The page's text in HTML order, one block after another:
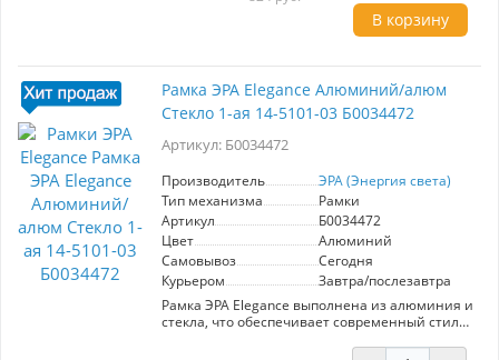
Формат: 1-ая рамка - Материал: пластик - Цвет:
зеленый/слоновая кость - Тип вставки: стекло
Elegance: - Эстетичный дизайн, который
гармонично впишется в любой интерьер. -
Простота установки и замены, что делает её
удобной в использовании. - Легкость в уходе и
рамка не только придаст вашему пространству
функциональность. Выберите ЭРА Elegance
для создания стильного и комфортного
пространства.
В корзину
Рамка ЭРА Elegance Алюминий/алюм
Стекло 1-ая 14-5101-03 Б0034472
Артикул: Б0034472
Производитель
ЭРА (Энергия света)
Тип механизма
Рамки
Артикул
Б0034472
Цвет
Алюминий
Самовывоз
Сегодня
Курьером
Завтра/послезавтра
Рамка ЭРА Elegance выполнена из алюминия и
стекла, что обеспечивает современный стиль
модель 14-5101-03. Она предназначена для